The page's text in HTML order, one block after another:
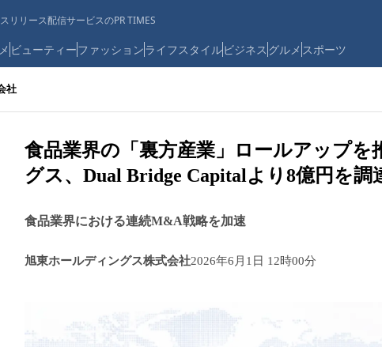
リリース配信サービスのPR TIMES
ビューティーファッションライフスタイルビジネス グルメ スポーツ
社
食品業界の「裏方産業」ロールアップを
グス、Dual Bridge Capitalより8億円を調
食品業界における連続M&A戦略を加速
旭東ホールディングス株式会社2026年6月1日 12時00分